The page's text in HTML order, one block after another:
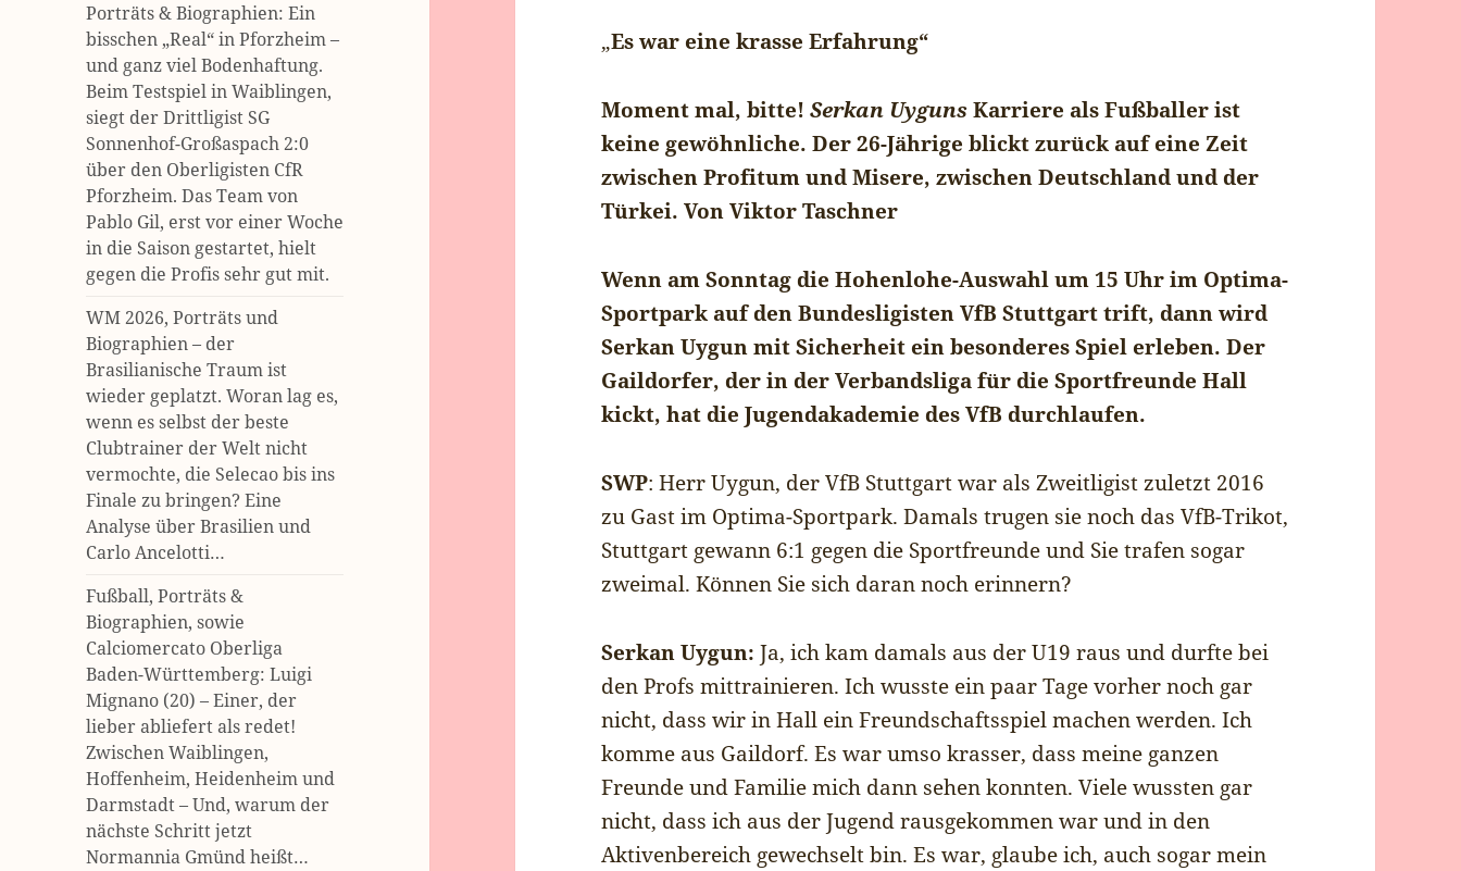
Porträts & Biographien: Ein
bisschen „Real“ in Pforzheim –
und ganz viel Bodenhaftung.
Beim Testspiel in Waiblingen,
siegt der Drittligist SG
Sonnenhof-Großaspach 2:0
über den Oberligisten CfR
Pforzheim. Das Team von
Pablo Gil, erst vor einer Woche
in die Saison gestartet, hielt
gegen die Profis sehr gut mit.
WM 2026, Porträts und
Biographien – der
Brasilianische Traum ist
wieder geplatzt. Woran lag es,
wenn es selbst der beste
Clubtrainer der Welt nicht
vermochte, die Selecao bis ins
Finale zu bringen? Eine
Analyse über Brasilien und
Carlo Ancelotti…
Fußball, Porträts &
Biographien, sowie
Calciomercato Oberliga
Baden-Württemberg: Luigi
Mignano (20) – Einer, der
lieber abliefert als redet!
Zwischen Waiblingen,
Hoffenheim, Heidenheim und
Darmstadt – Und, warum der
nächste Schritt jetzt
Normannia Gmünd heißt…
„Es war eine krasse Erfahrung“
Moment mal, bitte!Serkan UygunsKarriere als Fußballer ist
keine gewöhnliche. Der 26-Jährige blickt zurück auf eine Zeit
zwischen Profitum und Misere, zwischen Deutschland und der
Türkei. Von Viktor Taschner
Wenn am Sonntag die Hohenlohe-Auswahl um 15 Uhr im Optima-
Sportpark auf den Bundesligisten VfB Stuttgart trift, dann wird
Serkan Uygun mit Sicherheit ein besonderes Spiel erleben. Der
Gaildorfer, der in der Verbandsliga für die Sportfreunde Hall
kickt, hat die Jugendakademie des VfB durchlaufen.
SWP: Herr Uygun, der VfB Stuttgart war als Zweitligist zuletzt 2016
zu Gast im Optima-Sportpark. Damals trugen sie noch das VfB-Trikot,
Stuttgart gewann 6:1 gegen die Sportfreunde und Sie trafen sogar
zweimal. Können Sie sich daran noch erinnern?
Serkan Uygun: Ja, ich kam damals aus der U19 raus und durfte bei
den Profs mittrainieren. Ich wusste ein paar Tage vorher noch gar
nicht, dass wir in Hall ein Freundschaftsspiel machen werden. Ich
komme aus Gaildorf. Es war umso krasser, dass meine ganzen
Freunde und Familie mich dann sehen konnten. Viele wussten gar
nicht, dass ich aus der Jugend rausgekommen war und in den
Aktivenbereich gewechselt bin. Es war, glaube ich, auch sogar mein